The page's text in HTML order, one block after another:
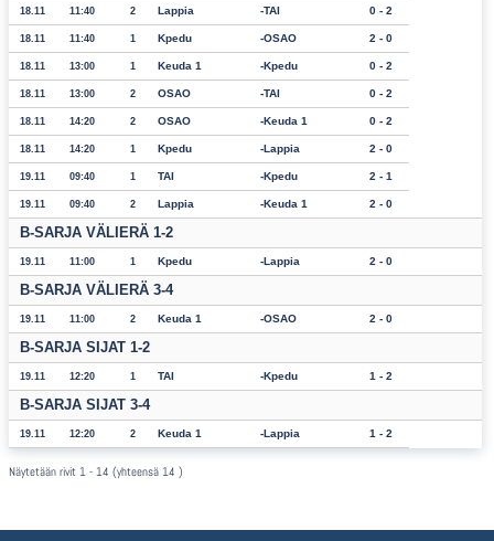
18.11 11:40 2 Lappia TAI 0 - 2
18.11 11:40 1 Kpedu OSAO 2 - 0
18.11 13:00 1 Keuda 1 Kpedu 0 - 2
18.11 13:00 2 OSAO TAI 0 - 2
18.11 14:20 2 OSAO Keuda 1 0 - 2
18.11 14:20 1 Kpedu Lappia 2 - 0
19.11 09:40 1 TAI Kpedu 2 - 1
19.11 09:40 2 Lappia Keuda 1 2 - 0
B-SARJA VÄLIERÄ 1-2
19.11 11:00 1 Kpedu Lappia 2 - 0
B-SARJA VÄLIERÄ 3-4
19.11 11:00 2 Keuda 1 OSAO 2 - 0
B-SARJA SIJAT 1-2
19.11 12:20 1 TAI Kpedu 1 - 2
B-SARJA SIJAT 3-4
19.11 12:20 2 Keuda 1 Lappia 1 - 2
Näytetään rivit 1 - 14 (yhteensä 14 )